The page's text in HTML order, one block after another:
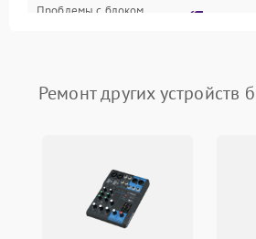
Проблемы с блоком
Ремонт других устройств